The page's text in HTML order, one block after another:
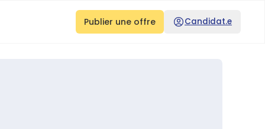
Publier une offre Candidat.e